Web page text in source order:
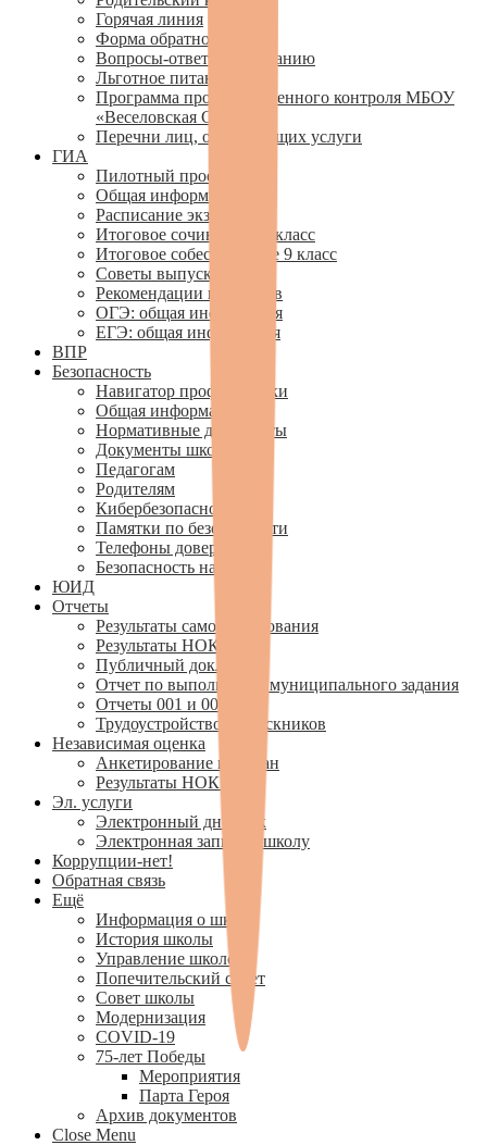
Горячая линия
Форма обратной связи
Вопросы-ответы по питанию
Льготное питание
Программа производственного контроля МБОУ
«Веселовская СОШ»»
Перечни лиц, оказывающих услуги
ГИА
Пилотный проект
Общая информация
Расписание экзаменов
Итоговое сочинение 11 класс
Итоговое собеседование 9 класс
Советы выпускникам
Рекомендации педагогов
ОГЭ: общая информация
ЕГЭ: общая информация
ВПР
Безопасность
Навигатор профилактики
Общая информация
Нормативные документы
Документы школы
Педагогам
Родителям
Кибербезопасность
Памятки по безопасности
Телефоны доверия
Безопасность на льду
ЮИД
Отчеты
Результаты самообследования
Результаты НОКУ
Публичный доклад
Отчет по выполнению муниципального задания
Отчеты 001 и 002
Трудоустройство выпускников
Независимая оценка
Анкетирование граждан
Результаты НОКУ
Эл. услуги
Электронный дневник
Электронная запись в школу
Коррупции-нет!
Обратная связь
Ещё
Информация о школе
История школы
Управление школой
Попечительский совет
Совет школы
Модернизация
COVID-19
75-лет Победы
Мероприятия
Парта Героя
Архив документов
Close Menu